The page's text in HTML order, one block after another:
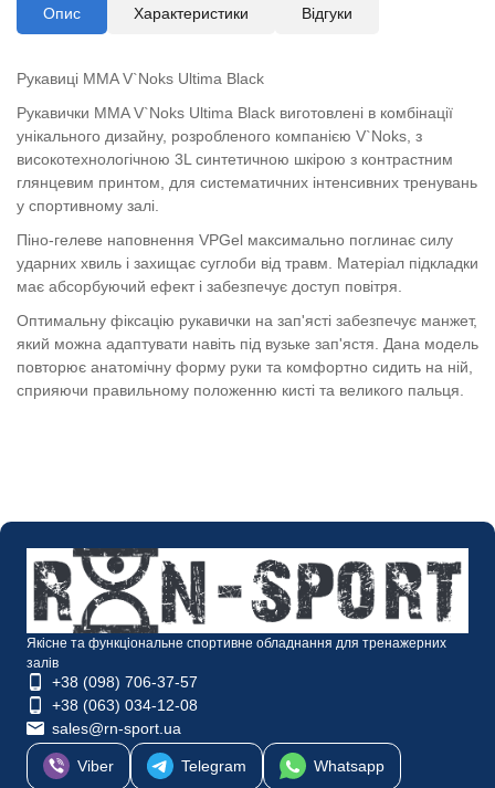
Опис
Характеристики Відгуки
Рукавиці MMA V`Noks Ultima Black
Рукавички MMA V`Noks Ultima Black виготовлені в комбінації
унікального дизайну, розробленого компанією V`Noks, з
високотехнологічною 3L синтетичною шкірою з контрастним
глянцевим принтом, для систематичних інтенсивних тренувань
у спортивному залі.
Піно-гелеве наповнення VPGel максимально поглинає силу
ударних хвиль і захищає суглоби від травм. Матеріал підкладки
має абсорбуючий ефект і забезпечує доступ повітря.
Оптимальну фіксацію рукавички на зап'ясті забезпечує манжет,
який можна адаптувати навіть під вузьке зап'ястя. Дана модель
повторює анатомічну форму руки та комфортно сидить на ній,
сприяючи правильному положенню кисті та великого пальця.
Якісне та функціональне спортивне обладнання для тренажерних
залів
+38 (098) 706-37-57
+38 (063) 034-12-08
sales@rn-sport.ua
Viber Telegram Whatsapp